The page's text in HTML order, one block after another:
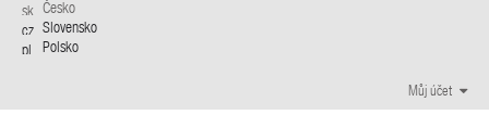
Česko
Slovensko
Polsko
Můj účet